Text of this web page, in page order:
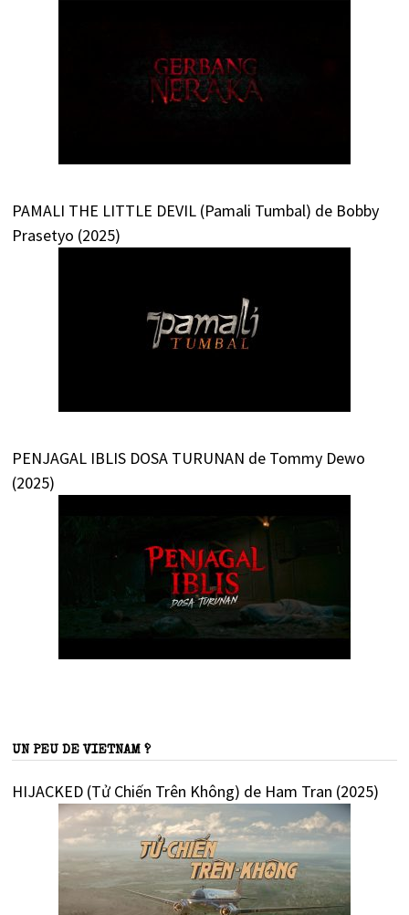
PAMALI THE LITTLE DEVIL (Pamali Tumbal) de Bobby
Prasetyo (2025)
PENJAGAL IBLIS DOSA TURUNAN de Tommy Dewo
(2025)
UN PEU DE VIETNAM ?
HIJACKED (Tử Chiến Trên Không) de Ham Tran (2025)